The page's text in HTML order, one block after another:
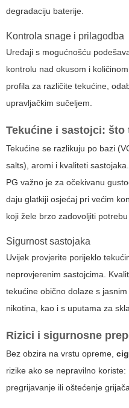
degradaciju baterije.
Kontrola snage i prilagodba
Uređaji s mogućnošću
kontrolu nad okusom i
profila za različite tekućine,
upravljačkim sučeljem.
Tekućine i sastojci: što
Tekućine se razlikuju po bazi
salts), aromi i kvaliteti
PG važno je za očekivanu
daju glatkiji osjećaj pri većim
koji žele brzo zadovoljiti
Sigurnost sastojaka
Uvijek provjerite porijeklo
neprovjerenim sastojcima.
tekućine obično dolaze s
nikotina, kao i s uputama za
Rizici i sigurnosne
Bez obzira na vrstu opreme,
rizike ako se nepravilno
pregrijavanje ili oštećenje